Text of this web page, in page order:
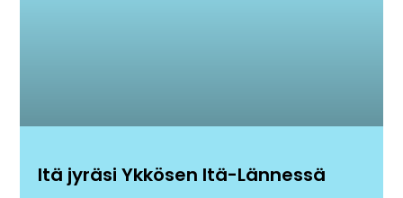
Itä jyräsi Ykkösen Itä-Lännessä